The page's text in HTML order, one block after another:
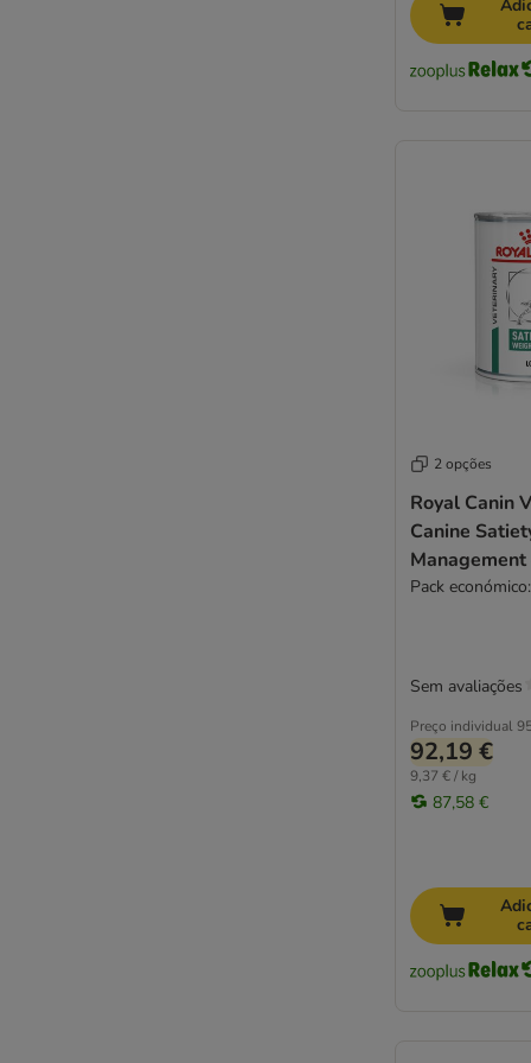
2 opções
Royal Canin
Canine
Management
Pack
Preço individual
92,19 €
9,37 € / kg
87,58 €
Sem avaliações